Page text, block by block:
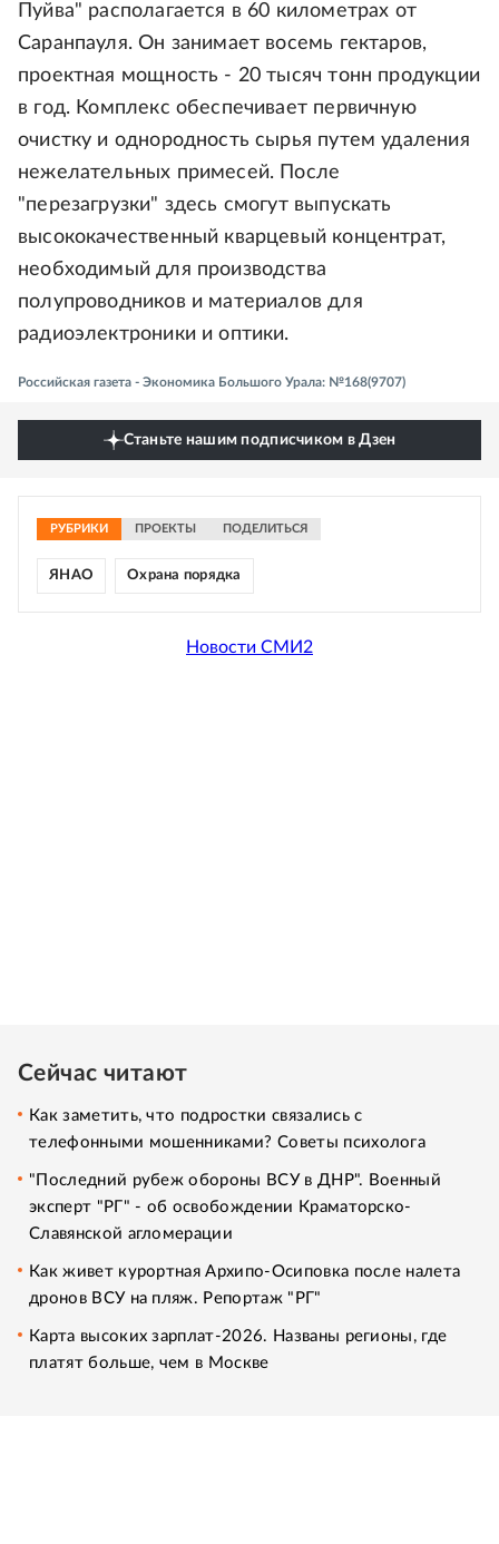
Пуйва" располагается в 60 километрах от
Саранпауля. Он занимает восемь гектаров,
проектная мощность - 20 тысяч тонн продукции
в год. Комплекс обеспечивает первичную
очистку и однородность сырья путем удаления
нежелательных примесей. После
"перезагрузки" здесь смогут выпускать
высококачественный кварцевый концентрат,
необходимый для производства
полупроводников и материалов для
радиоэлектроники и оптики.
Российская газета - Экономика Большого Урала: №168(9707)
Станьте нашим подписчиком в Дзен
РУБРИКИ ПРОЕКТЫ ПОДЕЛИТЬСЯ
ЯНАО Охрана порядка
Новости СМИ2
Сейчас читают
Как заметить, что подростки связались с
телефонными мошенниками? Советы психолога
"Последний рубеж обороны ВСУ в ДНР". Военный
эксперт "РГ" - об освобождении Краматорско-
Славянской агломерации
Как живет курортная Архипо-Осиповка после налета
дронов ВСУ на пляж. Репортаж "РГ"
Карта высоких зарплат-2026. Названы регионы, где
платят больше, чем в Москве